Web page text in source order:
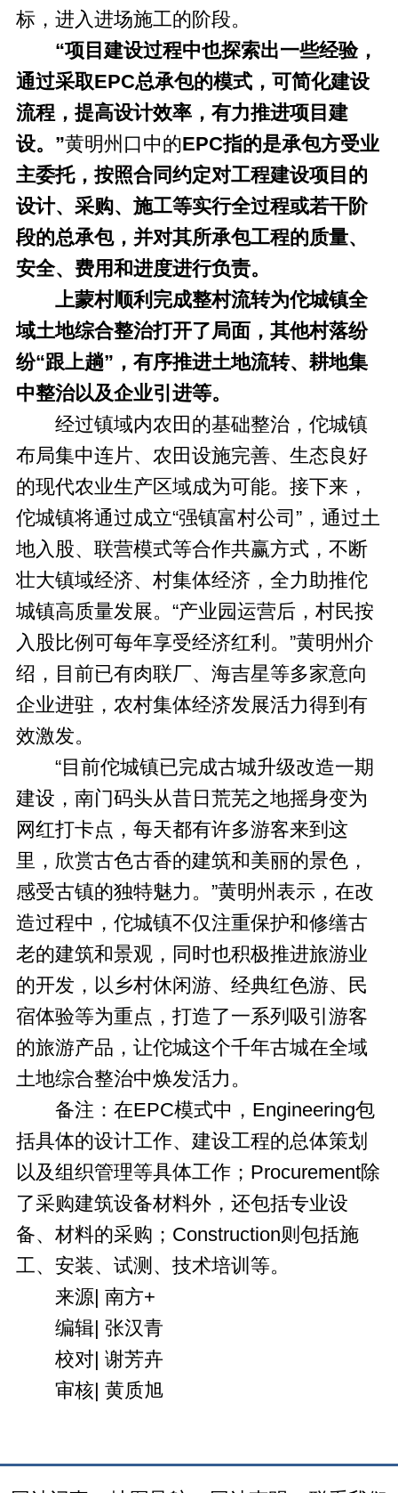
标，进入进场施工的阶段。
“项目建设过程中也探索出一些经验，
通过采取EPC总承包的模式，可简化建设
流程，提高设计效率，有力推进项目建
设。”黄明州口中的EPC指的是承包方受业
主委托，按照合同约定对工程建设项目的
设计、采购、施工等实行全过程或若干阶
段的总承包，并对其所承包工程的质量、
安全、费用和进度进行负责。
上蒙村顺利完成整村流转为佗城镇全
域土地综合整治打开了局面，其他村落纷
纷“跟上趟”，有序推进土地流转、耕地集
中整治以及企业引进等。
经过镇域内农田的基础整治，佗城镇
布局集中连片、农田设施完善、生态良好
的现代农业生产区域成为可能。接下来，
佗城镇将通过成立“强镇富村公司”，通过土
地入股、联营模式等合作共赢方式，不断
壮大镇域经济、村集体经济，全力助推佗
城镇高质量发展。“产业园运营后，村民按
入股比例可每年享受经济红利。”黄明州介
绍，目前已有肉联厂、海吉星等多家意向
企业进驻，农村集体经济发展活力得到有
效激发。
“目前佗城镇已完成古城升级改造一期
建设，南门码头从昔日荒芜之地摇身变为
网红打卡点，每天都有许多游客来到这
里，欣赏古色古香的建筑和美丽的景色，
感受古镇的独特魅力。”黄明州表示，在改
造过程中，佗城镇不仅注重保护和修缮古
老的建筑和景观，同时也积极推进旅游业
的开发，以乡村休闲游、经典红色游、民
宿体验等为重点，打造了一系列吸引游客
的旅游产品，让佗城这个千年古城在全域
土地综合整治中焕发活力。
备注：在EPC模式中，Engineering包
括具体的设计工作、建设工程的总体策划
以及组织管理等具体工作；Procurement除
了采购建筑设备材料外，还包括专业设
备、材料的采购；Construction则包括施
工、安装、试测、技术培训等。
来源| 南方+
编辑| 张汉青
校对| 谢芳卉
审核| 黄质旭